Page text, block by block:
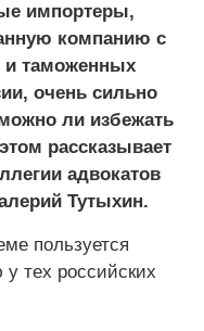
импортеры,
компанию с
и таможенных
очень сильно
ли избежать
рассказывает
адвокатов
Тутыхин.
пользуется
тех российских